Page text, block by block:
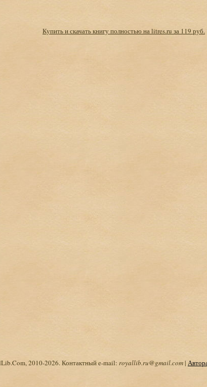
Купить и скачать книгу полностью на litres.ru за 119 руб.
2010-2026. Контактный e-mail: royallib.ru@gmail.com|